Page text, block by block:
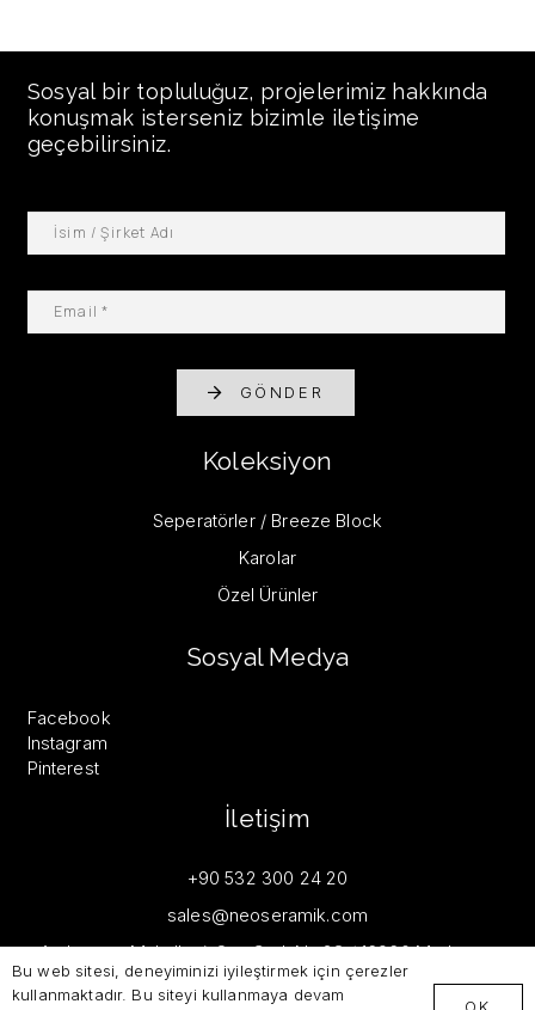
Sosyal bir topluluğuz, projelerimiz hakkında
konuşmak isterseniz bizimle iletişime
geçebilirsiniz.
GÖNDER
Koleksiyon
Seperatörler / Breeze Block
Karolar
Özel Ürünler
Sosyal Medya
Facebook
Instagram
Pinterest
İletişim
+90 532 300 24 20
sales@neoseramik.com
Aydınpınar Mahallesi, Sarı Cad. No:38 / 16960 Mudanya,
Bursa, TÜRKİYE
Bu web sitesi, deneyiminizi iyileştirmek için çerezler
kullanmaktadır. Bu siteyi kullanmaya devam
OK